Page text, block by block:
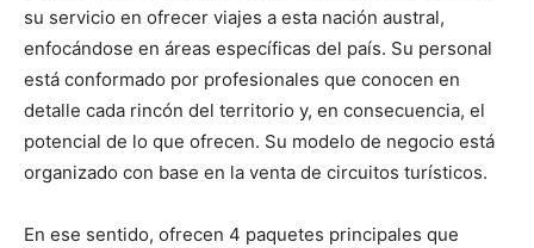
su servicio en ofrecer viajes a esta nación austral,
enfocándose en áreas específicas del país. Su personal
está conformado por profesionales que conocen en
detalle cada rincón del territorio y, en consecuencia, el
potencial de lo que ofrecen. Su modelo de negocio está
organizado con base en la venta de circuitos turísticos.
En ese sentido, ofrecen 4 paquetes principales que